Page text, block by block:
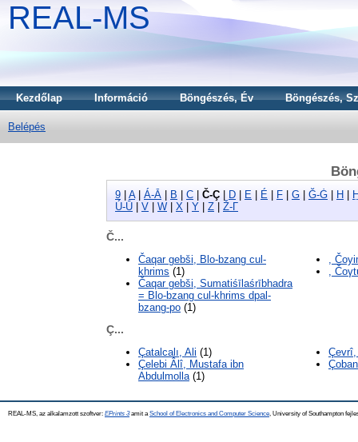
REAL-MS
Kezdőlap Információ Böngészés, Év Böngészés,
Belépés
9 A| Á-Ā B C Č-Ç D E É F G Ğ-Ġ H
Ú-Ū
V W X Y Z Ž-Γ
Č...
Čaqar gebši, Blo-bzang cul-
khrims (1)
Čaqar gebši, Sumatiśīlaśrībhadra
= Blo-bzang cul-khrims dpal-
bzang-po (1)
,
,
Ç...
Çatalcalı, Ali (1)
Çelebi Âlî, Mustafa ibn
Abdulmolla (1)
REAL-MS, az alkalamzott szoftver: EPrints 3amit a School of Electronics and Computer Science , University of Southampton